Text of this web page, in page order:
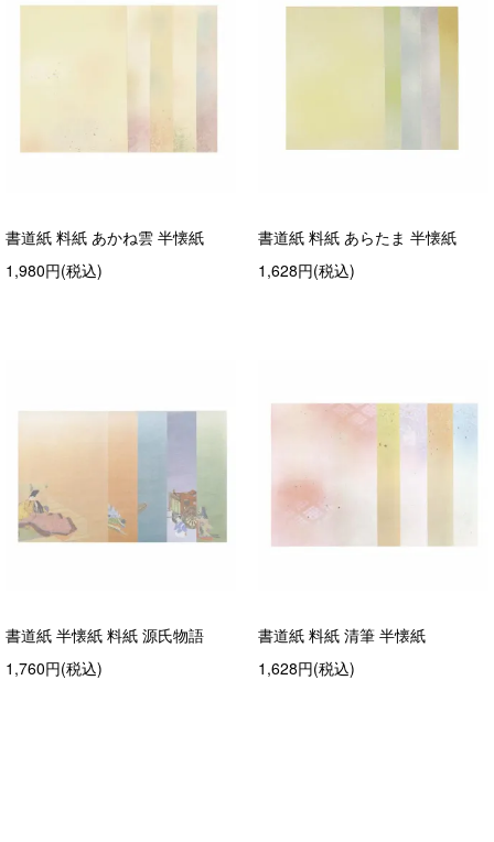
書道紙 料紙 あかね雲 半懐紙
1,980円(税込)
書道紙 料紙 あらたま 半懐紙
1,628円(税込)
書道紙 半懐紙 料紙 源氏物語
1,760円(税込)
書道紙 料紙 清筆 半懐紙
1,628円(税込)